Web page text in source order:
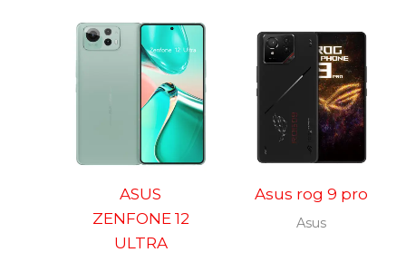
ASUS
ZENFONE 12
ULTRA
Asus rog 9 pro
Asus